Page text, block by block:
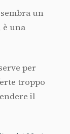
un
è una
per
troppo
il